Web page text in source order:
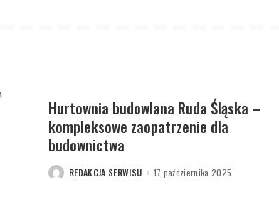
Hurtownia budowlana Ruda Śląska –
kompleksowe zaopatrzenie dla
budownictwa
POSTEDREDAKCJA SERWISU 17 października 2025